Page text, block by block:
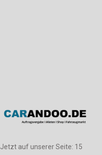
Jetzt auf unserer Seite: 15